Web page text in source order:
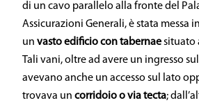
di un cavo parallelo alla fronte del
Assicurazioni Generali, è stata messa
un vasto edificio con tabernaesituato
Tali vani, oltre ad avere un ingresso
avevano anche un accesso sul lato
trovava un corridoio o via tecta;